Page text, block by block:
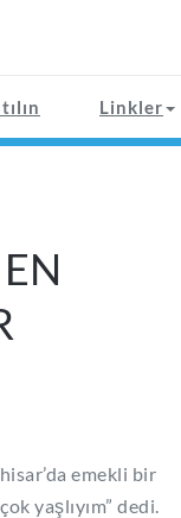
Linkler
emekli bir
yaşlıyım” dedi.